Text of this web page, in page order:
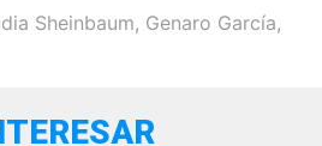
Sheinbaum, Genaro García,